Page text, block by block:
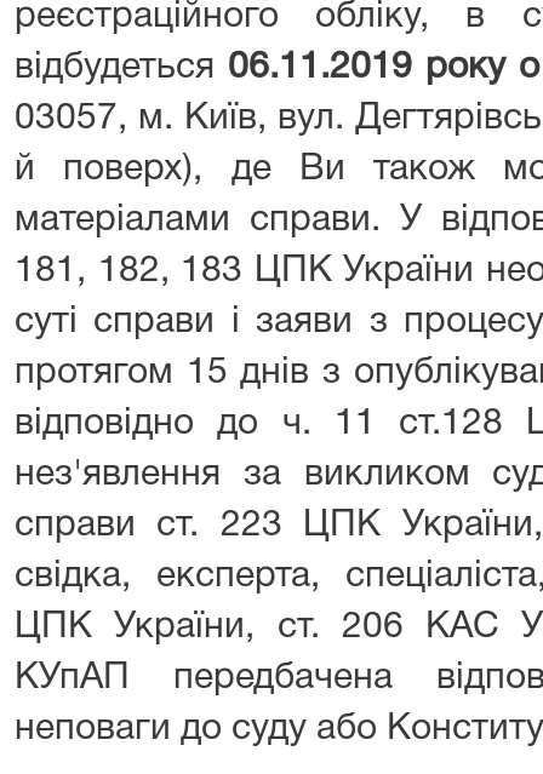
реєстраційного обліку, в
відбудеться 06.11 .2019 року
03057, м. Київ, вул.
й поверх), де Ви також
матеріалами справи. У
181, 182, 183 ЦПК України
суті справи і заяви з
протягом 15 днів з
відповідно до ч. 11 ст.128
нез'явлення за викликом
справи ст. 223 ЦПК
свідка, експерта,
ЦПК України, ст. 206 КАС
КУпАП передбачена
неповаги до суду або